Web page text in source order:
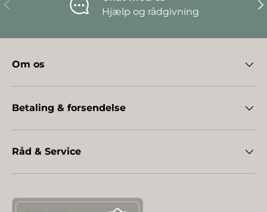
Hjælp og rådgivning
Om os
Betaling & forsendelse
Råd & Service